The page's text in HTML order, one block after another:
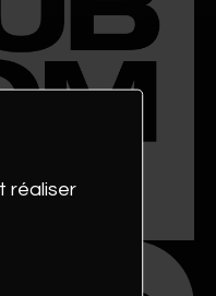
réaliser